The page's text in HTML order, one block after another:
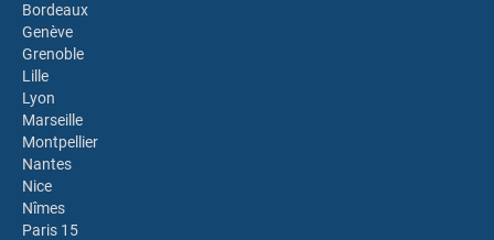
Bordeaux
Genève
Grenoble
Lille
Lyon
Marseille
Montpellier
Nantes
Nice
Nîmes
Paris 15